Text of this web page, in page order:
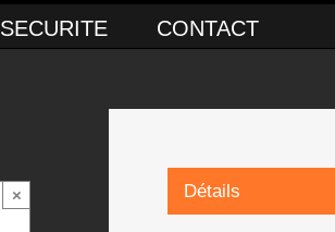
SECURITE CONTACT
× Détails